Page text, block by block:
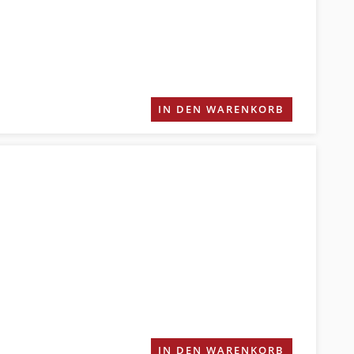
IN DEN WARENKORB
IN DEN WARENKORB